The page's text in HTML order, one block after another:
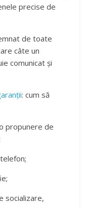
precise de
de toate
câte un
comunicat și
: cum să
propunere de
socializare,